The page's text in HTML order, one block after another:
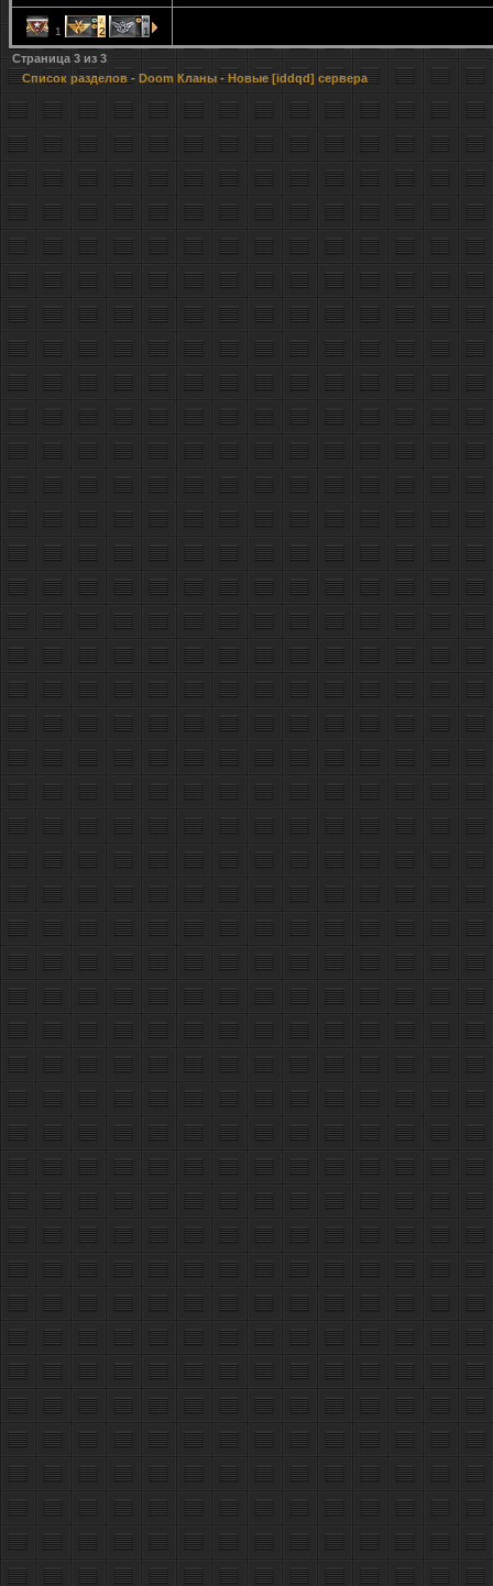
1 2 1
Страница 3 из 3
Список разделов- Doom Кланы - Новые [iddqd] сервера